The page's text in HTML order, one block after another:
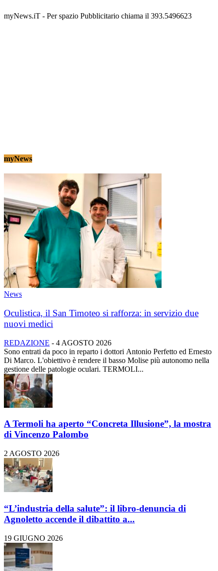
myNews.iT - Per spazio Pubblicitario chiama il 393.5496623
myNews
News
Oculistica, il San Timoteo si rafforza: in servizio due
nuovi medici
REDAZIONE - 4 AGOSTO 2026
Sono entrati da poco in reparto i dottori Antonio Perfetto ed Ernesto
Di Marco. L'obiettivo è rendere il basso Molise più autonomo nella
gestione delle patologie oculari. TERMOLI...
A Termoli ha aperto “Concreta Illusione”, la mostra
di Vincenzo Palombo
2 AGOSTO 2026
“L’industria della salute”: il libro-denuncia di
Agnoletto accende il dibattito a...
19 GIUGNO 2026